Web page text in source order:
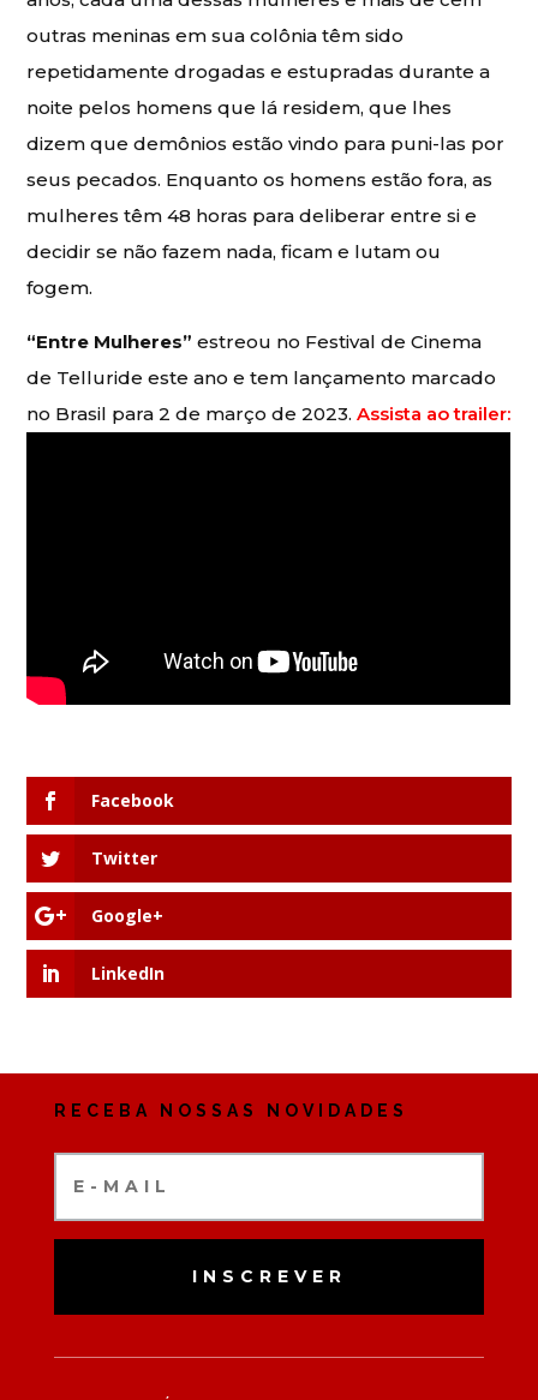
outras meninas em sua colônia têm sido
repetidamente drogadas e estupradas durante a
noite pelos homens que lá residem, que lhes
dizem que demônios estão vindo para puni-las por
seus pecados. Enquanto os homens estão fora, as
mulheres têm 48 horas para deliberar entre si e
decidir se não fazem nada, ficam e lutam ou
fogem.
“Entre Mulheres” estreou no Festival de Cinema
de Telluride este ano e tem lançamento marcado
no Brasil para 2 de março de 2023.Assista ao trailer:
Facebook
Twitter
Google+
LinkedIn
RECEBA NOSSAS NOVIDADES
INSCREVER